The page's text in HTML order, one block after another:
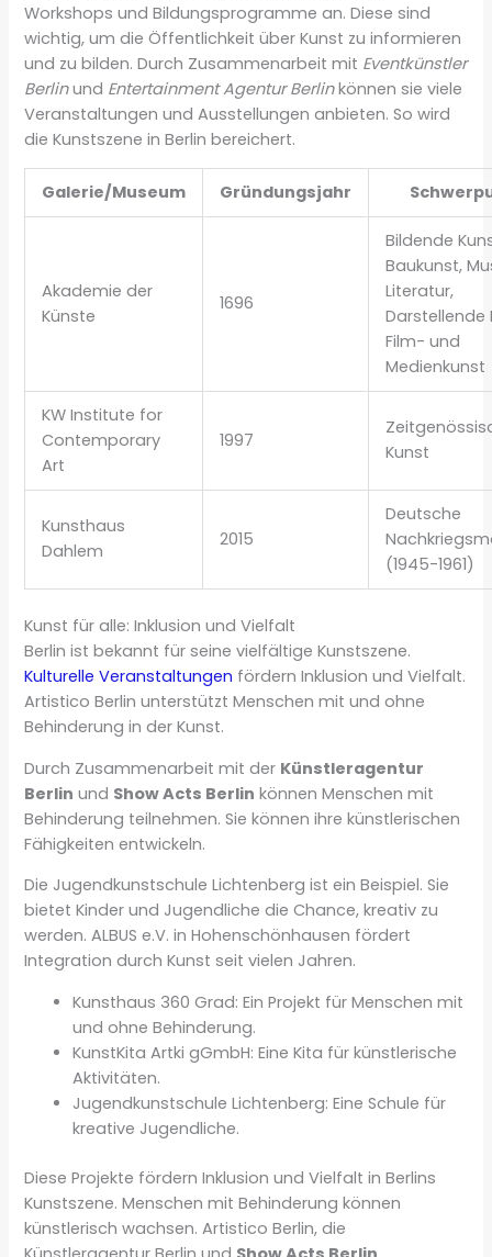
Workshops und Bildungsprogramme an. Diese sind
wichtig, um die Öffentlichkeit über Kunst zu informieren
und zu bilden. Durch Zusammenarbeit mit Eventkünstler
Berlinund Entertainment Agentur Berlinkönnen sie viele
Veranstaltungen und Ausstellungen anbieten. So wird
die Kunstszene in Berlin bereichert.
Galerie/Museum Gründungsjahr
Akademie der
Künste
1696
Bildende
Baukunst,
Literatur,
Darstellende
Film- und
Medienkunst
KW Institute for
Contemporary
Art
1997
Kunst
Kunsthaus
Dahlem
2015
Deutsche
(1945-1961)
Kunst für alle: Inklusion und Vielfalt
Berlin ist bekannt für seine vielfältige Kunstszene.
Kulturelle Veranstaltungen fördern Inklusion und Vielfalt.
Artistico Berlin unterstützt Menschen mit und ohne
Behinderung in der Kunst.
Durch Zusammenarbeit mit der Künstleragentur
Berlin und Show Acts Berlin können Menschen mit
Behinderung teilnehmen. Sie können ihre künstlerischen
Fähigkeiten entwickeln.
Die Jugendkunstschule Lichtenberg ist ein Beispiel. Sie
bietet Kinder und Jugendliche die Chance, kreativ zu
werden. ALBUS e.V. in Hohenschönhausen fördert
Integration durch Kunst seit vielen Jahren.
Kunsthaus 360 Grad: Ein Projekt für Menschen mit
und ohne Behinderung.
KunstKita Artki gGmbH: Eine Kita für künstlerische
Aktivitäten.
Jugendkunstschule Lichtenberg: Eine Schule für
kreative Jugendliche.
Diese Projekte fördern Inklusion und Vielfalt in Berlins
Kunstszene. Menschen mit Behinderung können
künstlerisch wachsen. Artistico Berlin, die